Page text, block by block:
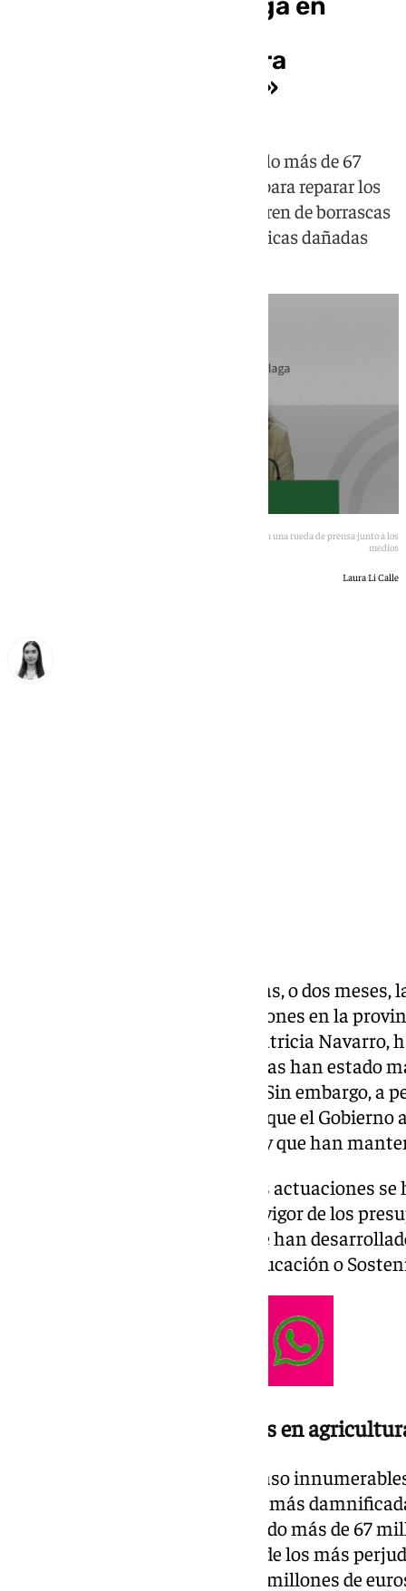
«Mantenemos nuestra
velocidad de crucero»
El Gobierno andaluz ha movilizado más de 67
millones de euros en agricultura para reparar los
caminos rurales afectados por el tren de borrascas
y reparar las infraestructuras hídricas dañadas
Patricia Navarro, delegada en Málaga del Gobierno Andaluz, en una rueda de prensa junto a los
medios
Laura Li Calle
Durante los últimos sesenta días, o dos meses,
realizado un total de 50 actuaciones en la
Gobierno andaluz en Málaga, Patricia Navarro,
ellas, ya que las pasadas semanas han estado
derivadas del periodo electoral. Sin embargo, a
la campaña, la delegada afirma que el Gobierno
trabajar en ningún momento», y que han
Navarro ha destacado que estas actuaciones
especialmente, a la entrada en vigor de los
de enero. Dichas actuaciones se han
Salud, Agricultura, Vivienda, Educación o
Una inversión de 67 millones en
El tren de borrascas dejó a su paso
agricultura fue una de las áreas más
hidráulica, la Junta ha movilizado más de 67
El sector pesquero ha sido uno de los más
área. La Junta ha invertido 16.6 millones de